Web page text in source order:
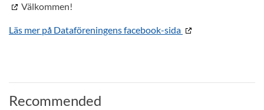
Välkommen!
Läs mer på Dataföreningens facebook-sida
Recommended